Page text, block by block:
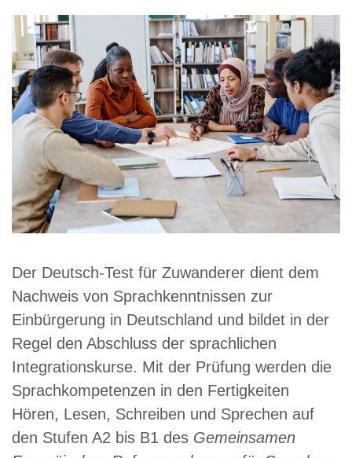
Der Deutsch-Test für Zuwanderer dient dem
Nachweis von Sprachkenntnissen zur
Einbürgerung in Deutschland und bildet in der
Regel den Abschluss der sprachlichen
Integrationskurse. Mit der Prüfung werden die
Sprachkompetenzen in den Fertigkeiten
Hören, Lesen, Schreiben und Sprechen auf
den Stufen A2 bis B1 des Gemeinsamen